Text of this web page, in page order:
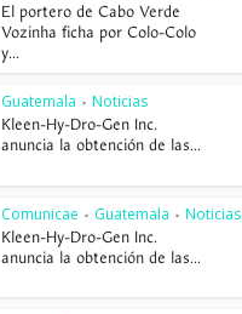
El portero de Cabo Verde
Vozinha ficha por Colo-Colo
y...
Guatemala • Noticias
Kleen-Hy-Dro-Gen Inc.
anuncia la obtención de las...
Comunicae • Guatemala • Noticias
Kleen-Hy-Dro-Gen Inc.
anuncia la obtención de las...